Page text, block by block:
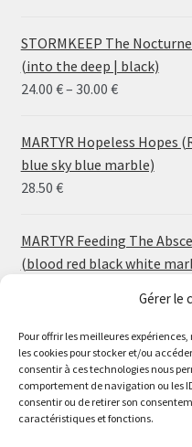
Gérer le
Pour offrir les meilleures
les cookies pour stocker et/ou
consentir à ces technologies nous
comportement de navigation ou les
consentir ou de retirer son
caractéristiques et fonctions.
Le magasin de Lyon
inclus. Les commandes
STORMKEEP The
(into the deep | black)
24.00 €– 30.00 €Price
24.00 €
through
30.00 €
MARTYR Hopeless Hopes
blue sky blue marble)
28.50 €
MARTYR Feeding The
(blood red black white
MARTYR Warp Zone
green orange marble)
23.00€